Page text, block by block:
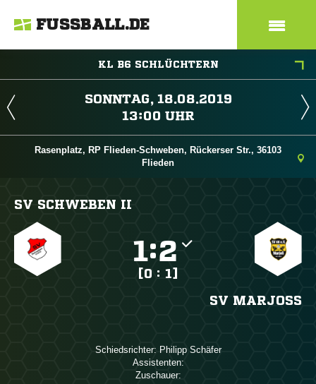
FUSSBALL.DE
KL B6 SCHLÜCHTERN
 
 
Rasenplatz, RP Flieden-Schweben, Rückerser Str., 36103
Flieden
SV SCHWEBEN II
:
[0 : 1]
SV MARJOSS
Schiedsrichter:  
Assistenten:
Zuschauer: